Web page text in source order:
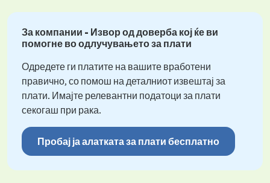
За компании - Извор од доверба кој ќе ви
помогне во одлучувањето за плати
Одредете ги платите на вашите вработени
правично, со помош на деталниот извештај за
плати. Имајте релевантни податоци за плати
секогаш при рака.
Пробај ја алатката за плати бесплатно